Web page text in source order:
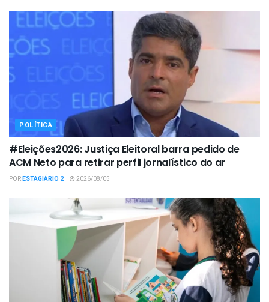
POLÍTICA
#Eleições2026: Justiça Eleitoral barra pedido de
ACM Neto para retirar perfil jornalístico do ar
PORESTAGIÁRIO 2 2026/08/05